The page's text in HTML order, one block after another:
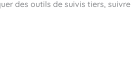
des outils de suivis tiers,